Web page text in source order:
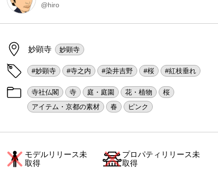
@hiro
妙顕寺 妙顕寺
#妙顕寺 #寺之内 #染井吉野 #桜 #紅枝垂れ
寺社仏閣 寺 庭・庭園 花・植物
桜
アイテム・京都の素材
春 ピンク
モデルリリース未
取得
プロパティリリース未
取得